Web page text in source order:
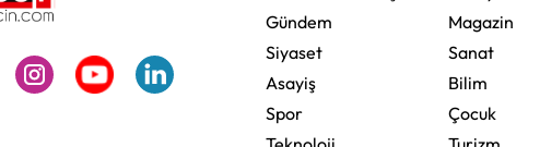
Gündem
Siyaset
Asayiş
Spor
Magazin
Sanat
Bilim
Çocuk